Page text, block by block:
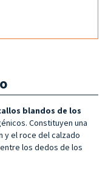
blandos de los
Constituyen una
y el roce del calzado
los dedos de los